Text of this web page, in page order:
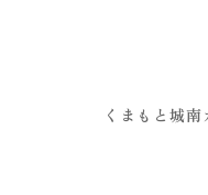
くまもと城